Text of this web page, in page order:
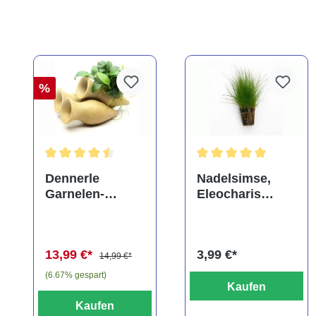
%
Dennerle
Garnelen-
3er Tonamphore
13,99 €*
14,99 €*
(6.67% gespart)
Kaufen
Nadelsimse,
Eleocharis
3,99 €*
Kaufen